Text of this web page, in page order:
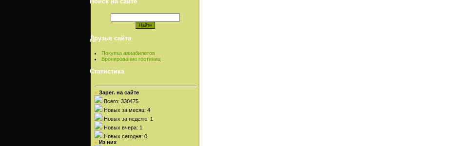
Друзья сайта
Покупка авиабилетов
Бронирование гостиниц
Статистика
» Зарег. на сайте
Всего: 330475
Новых за месяц: 4
Новых за неделю: 1
Новых вчера: 1
Новых сегодня: 0
» Из них